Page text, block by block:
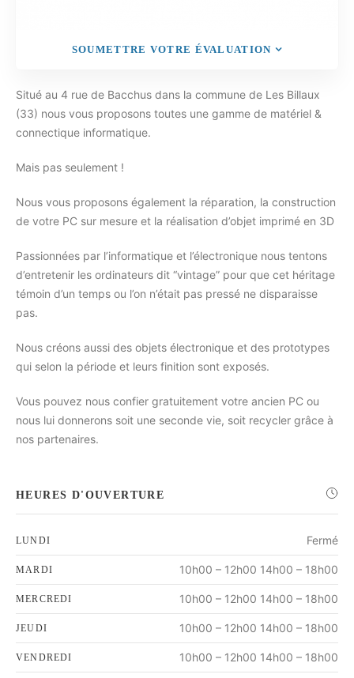
SOUMETTRE VOTRE ÉVALUATION
Situé au 4 rue de Bacchus dans la commune de Les Billaux
(33) nous vous proposons toutes une gamme de matériel &
connectique informatique.
Mais pas seulement !
Nous vous proposons également la réparation, la construction
de votre PC sur mesure et la réalisation d’objet imprimé en 3D
Passionnées par l’informatique et l’électronique nous tentons
d’entretenir les ordinateurs dit “vintage” pour que cet héritage
témoin d’un temps ou l’on n’était pas pressé ne disparaisse
pas.
Nous créons aussi des objets électronique et des prototypes
qui selon la période et leurs finition sont exposés.
Vous pouvez nous confier gratuitement votre ancien PC ou
nous lui donnerons soit une seconde vie, soit recycler grâce à
nos partenaires.
HEURES D'OUVERTURE
LUNDI Fermé
MARDI 10h00 – 12h00 14h00 – 18h00
MERCREDI 10h00 – 12h00 14h00 – 18h00
JEUDI 10h00 – 12h00 14h00 – 18h00
VENDREDI 10h00 – 12h00 14h00 – 18h00